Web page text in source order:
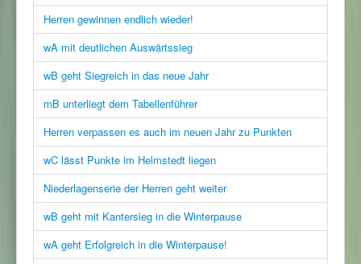
Herren gewinnen endlich wieder!
wA mit deutlichen Auswärtssieg
wB geht Siegreich in das neue Jahr
mB unterliegt dem Tabellenführer
Herren verpassen es auch im neuen Jahr zu Punkten
wC lässt Punkte im Helmstedt liegen
Niederlagenserie der Herren geht weiter
wB geht mit Kantersieg in die Winterpause
wA geht Erfolgreich in die Winterpause!